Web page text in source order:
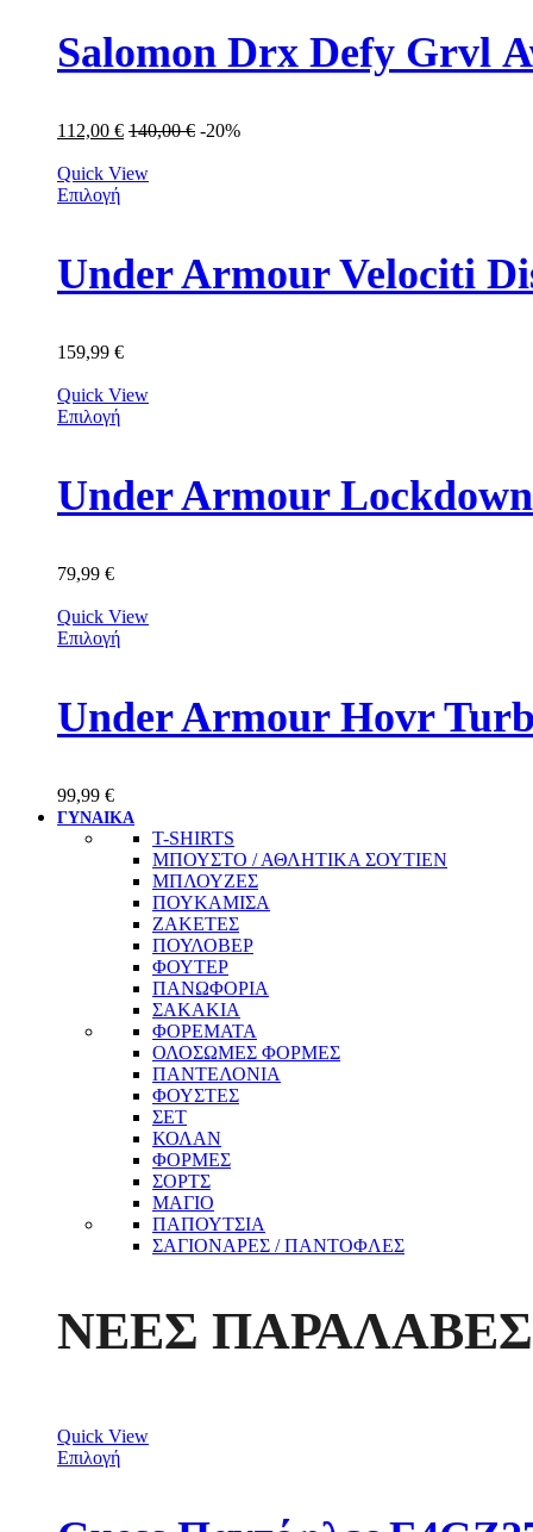
Salomon Drx Defy Grvl
112,00 € 140,00€ -20%
Quick View
Επιλογή
159,99 €
Quick View
Επιλογή
Under Armour
79,99 €
Quick View
Επιλογή
Under Armour Hovr
99,99 €
ΓΥΝΑΙΚΑ
T-SHIRTS
ΜΠΟΥΣΤΟ / ΑΘΛΗΤΙΚΑ ΣΟΥΤΙΕΝ
ΜΠΛΟΥΖΕΣ
ΠΟΥΚΑΜΙΣΑ
ΖΑΚΕΤΕΣ
ΠΟΥΛΟΒΕΡ
ΦΟΥΤΕΡ
ΠΑΝΩΦΟΡΙΑ
ΣΑΚΑΚΙΑ
ΦΟΡΕΜΑΤΑ
ΟΛΟΣΩΜΕΣ ΦΟΡΜΕΣ
ΠΑΝΤΕΛΟΝΙΑ
ΦΟΥΣΤΕΣ
ΣΕΤ
ΚΟΛΑΝ
ΦΟΡΜΕΣ
ΣΟΡΤΣ
ΜΑΓΙΟ
ΠΑΠΟΥΤΣΙΑ
ΣΑΓΙΟΝΑΡΕΣ / ΠΑΝΤΟΦΛΕΣ
ΝΕΕΣ ΠΑΡΑΛΑΒΕΣ
Quick View
Επιλογή